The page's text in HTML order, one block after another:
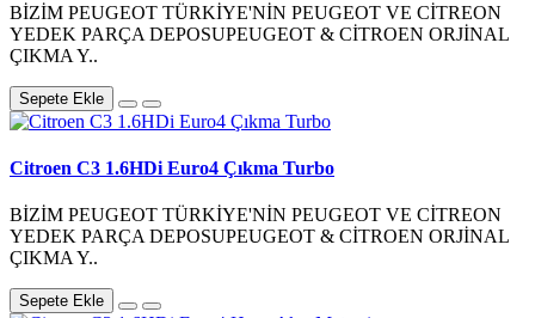
BİZİM PEUGEOT TÜRKİYE'NİN PEUGEOT VE CİTREON
YEDEK PARÇA DEPOSUPEUGEOT & CİTROEN ORJİNAL
ÇIKMA Y..
Sepete Ekle
Citroen C3 1.6HDi Euro4 Çıkma Turbo
BİZİM PEUGEOT TÜRKİYE'NİN PEUGEOT VE CİTREON
YEDEK PARÇA DEPOSUPEUGEOT & CİTROEN ORJİNAL
ÇIKMA Y..
Sepete Ekle